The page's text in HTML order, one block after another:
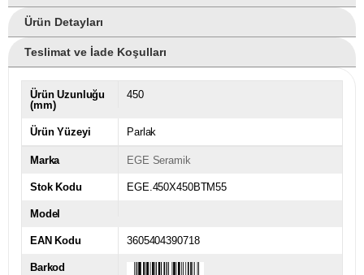
Ürün Detayları
Teslimat ve İade Koşulları
Ürün Uzunluğu
(mm)
450
Ürün Yüzeyi Parlak
Marka EGE Seramik
Stok Kodu EGE.450X450BTM55
Model
EAN Kodu 3605404390718
Barkod